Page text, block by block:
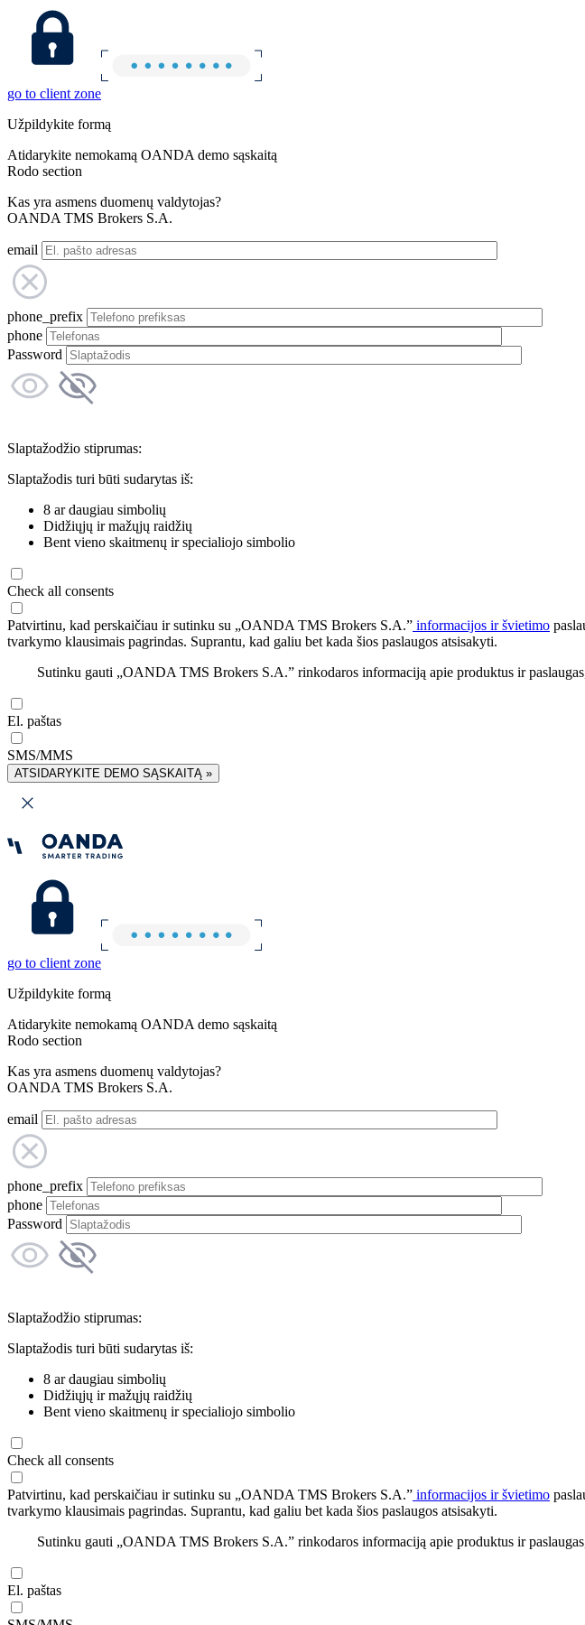
go to client zone
Užpildykite formą
Atidarykite nemokamą OANDA demo sąskaitą
Rodo section
Kas yra asmens duomenų valdytojas?
OANDA TMS Brokers S.A.
email
phone_prefix
phone
Password
Slaptažodžio stiprumas:
Slaptažodis turi būti sudarytas iš:
8 ar daugiau simbolių
Didžiųjų ir mažųjų raidžių
Bent vieno skaitmenų ir specialiojo simbolio
Check all consents
Patvirtinu, kad perskaičiau ir sutinku su „OANDA TMS Brokers S.A.” informacijos ir švietimo
tvarkymo klausimais pagrindas. Suprantu, kad galiu bet kada šios paslaugos atsisakyti.
Sutinku gauti „OANDA TMS Brokers S.A.” rinkodaros informaciją apie produktus ir
El. paštas
SMS/MMS
ATSIDARYKITE DEMO SĄSKAITĄ »
go to client zone
Užpildykite formą
Atidarykite nemokamą OANDA demo sąskaitą
Rodo section
Kas yra asmens duomenų valdytojas?
OANDA TMS Brokers S.A.
email
phone_prefix
phone
Password
Slaptažodžio stiprumas:
Slaptažodis turi būti sudarytas iš:
8 ar daugiau simbolių
Didžiųjų ir mažųjų raidžių
Bent vieno skaitmenų ir specialiojo simbolio
Check all consents
Patvirtinu, kad perskaičiau ir sutinku su „OANDA TMS Brokers S.A.” informacijos ir švietimo
tvarkymo klausimais pagrindas. Suprantu, kad galiu bet kada šios paslaugos atsisakyti.
Sutinku gauti „OANDA TMS Brokers S.A.” rinkodaros informaciją apie produktus ir
El. paštas